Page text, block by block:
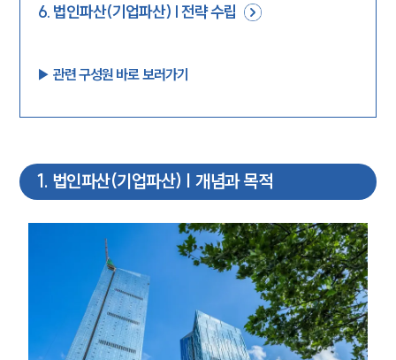
6. 법인파산(기업파산) | 전략 수립
▶︎ 관련 구성원 바로 보러가기
1 . 법인파산(기업파산) | 개념과 목적